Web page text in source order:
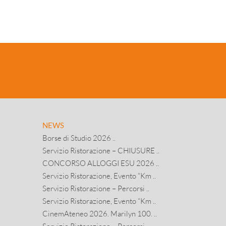
NEWS
Borse di Studio 2026 ..
Servizio Ristorazione – CHIUSURE ..
CONCORSO ALLOGGI ESU 2026 ..
Servizio Ristorazione, Evento “Km ..
Servizio Ristorazione – Percorsi ..
Servizio Ristorazione, Evento “Km ..
CinemAteneo 2026. Marilyn 100. ..